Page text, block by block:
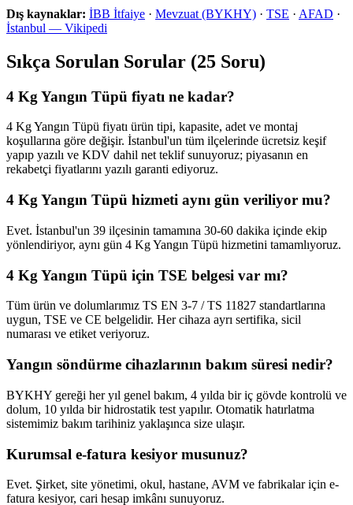
Dış kaynaklar: İBB İtfaiye · Mevzuat (BYKHY) · TSE · AFAD ·
İstanbul — Vikipedi
Sıkça Sorulan Sorular (25 Soru)
4 Kg Yangın Tüpü fiyatı ne kadar?
4 Kg Yangın Tüpü fiyatı ürün tipi, kapasite, adet ve montaj
koşullarına göre değişir. İstanbul'un tüm ilçelerinde ücretsiz keşif
yapıp yazılı ve KDV dahil net teklif sunuyoruz; piyasanın en
rekabetçi fiyatlarını yazılı garanti ediyoruz.
4 Kg Yangın Tüpü hizmeti aynı gün veriliyor mu?
Evet. İstanbul'un 39 ilçesinin tamamına 30-60 dakika içinde ekip
yönlendiriyor, aynı gün 4 Kg Yangın Tüpü hizmetini tamamlıyoruz.
4 Kg Yangın Tüpü için TSE belgesi var mı?
Tüm ürün ve dolumlarımız TS EN 3-7 / TS 11827 standartlarına
uygun, TSE ve CE belgelidir. Her cihaza ayrı sertifika, sicil
numarası ve etiket veriyoruz.
Yangın söndürme cihazlarının bakım süresi nedir?
BYKHY gereği her yıl genel bakım, 4 yılda bir iç gövde kontrolü ve
dolum, 10 yılda bir hidrostatik test yapılır. Otomatik hatırlatma
sistemimiz bakım tarihiniz yaklaşınca size ulaşır.
Kurumsal e-fatura kesiyor musunuz?
Evet. Şirket, site yönetimi, okul, hastane, AVM ve fabrikalar için e-
fatura kesiyor, cari hesap imkânı sunuyoruz.